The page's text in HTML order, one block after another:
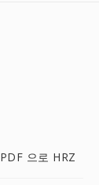
PDF 으로 HRZ